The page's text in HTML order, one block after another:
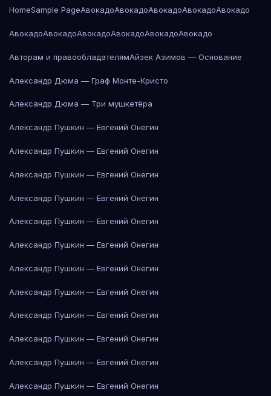
HomeSample PageАвокадоАвокадоАвокадоАвокадоАвокадо
АвокадоАвокадоАвокадоАвокадоАвокадоАвокадо
Авторам и правообладателямАйзек Азимов — Основание
Александр Дюма — Граф Монте-Кристо
Александр Дюма — Три мушкетёра
Александр Пушкин — Евгений Онегин
Александр Пушкин — Евгений Онегин
Александр Пушкин — Евгений Онегин
Александр Пушкин — Евгений Онегин
Александр Пушкин — Евгений Онегин
Александр Пушкин — Евгений Онегин
Александр Пушкин — Евгений Онегин
Александр Пушкин — Евгений Онегин
Александр Пушкин — Евгений Онегин
Александр Пушкин — Евгений Онегин
Александр Пушкин — Евгений Онегин
Александр Пушкин — Евгений Онегин